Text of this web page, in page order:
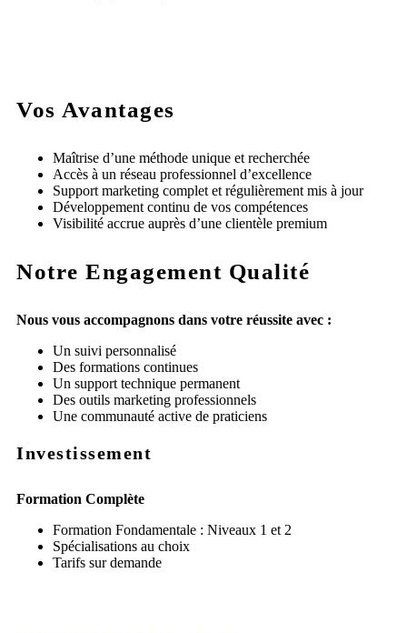
Vos Avantages
Maîtrise d’une méthode unique et recherchée
Accès à un réseau professionnel d’excellence
Support marketing complet et régulièrement mis à jour
Développement continu de vos compétences
Visibilité accrue auprès d’une clientèle premium
Notre Engagement Qualité
Nous vous accompagnons dans votre réussite avec :
Un suivi personnalisé
Des formations continues
Un support technique permanent
Des outils marketing professionnels
Une communauté active de praticiens
Investissement
Formation Complète
Formation Fondamentale : Niveaux 1 et 2
Spécialisations au choix
Tarifs sur demande